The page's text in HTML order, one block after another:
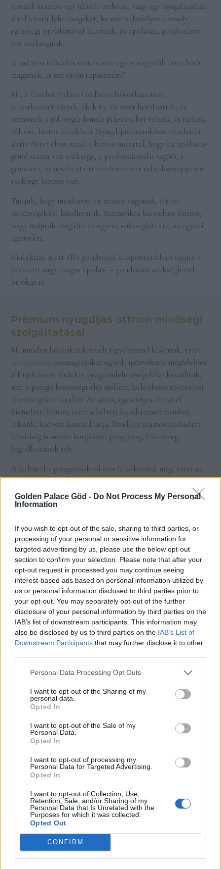
Golden Palace Göd - Do Not Process My Personal
Information
If you wish to opt-out of the sale, sharing to third parties, or
processing of your personal or sensitive information for
targeted advertising by us, please use the below opt-out
section to confirm your selection. Please note that after your
opt-out request is processed you may continue seeing
interest-based ads based on personal information utilized by
us or personal information disclosed to third parties prior to
your opt-out. You may separately opt-out of the further
disclosure of your personal information by third parties on the
IAB’s list of downstream participants. This information may
also be disclosed by us to third parties on the IAB’s List of
Downstream Participants that may further disclose it to other
Personal Data Processing Opt Outs
I want to opt-out of the Sharing of my
personal data.
Opted In
I want to opt-out of the Sale of my
Personal Data.
Opted In
I want to opt-out of processing my
Personal Data for Targeted Advertising.
Opted In
I want to opt-out of Collection, Use,
Retention, Sale, and/or Sharing of my
Personal Data that Is Unrelated with the
Purposes for which it was collected.
Opted Out
CONFIRM
vesszük számba egy idősek otthona, vagy egy nyugdíjasház
által kínált lehetőségeket, ha már valamilyen komoly
egészségi problémával küzdünk, és ápolásra, gondozásra
van szükségünk.
A tudatos idősödés szerencsére egyre nagyobb teret hódít
magának, és ezt öröm tapasztalni!
Mi, a Golden Palace Gödben elsősorban azok
jelentkezését várjuk, akik 65. életévét betöltötték, és
szeretnék a jól megérdemelt pihenésüket velünk, és nálunk
tölteni, biztos kezekben. Nyugdíjasházunkban mindenki
aktív életet élhet azzal a biztos tudattal, hogy ha ápolásra-
gondozásra van szüksége, a professzionális segítő, a
gondozó, az ápoló átvitt értelemben és tulajdonképpen is
csak egy lépésre van.
Tudjuk, hogy mindannyian mások vagyunk, eltérő
nehézségekkel küzdhetünk. Számunkra kiemelten fontos,
hogy tudjunk reagálni az egyéni szükségletekre, az egyedi
igényekre.
Kialakítás alatt álló gondozási központunkban várjuk a
fokozott vagy magas ápolási – gondozási szükséglettel
bírókat is.
Prémium nyugdíjas otthon minőségi
szolgáltatásai
Mi minden lakónkat kiemelt figyelemmel kísérünk, ezért
szolgáltatás csomagjainkat egyedi igényeknek megfelelően
állítjuk össze. Érdekes programlehetőségekkel készülünk,
ami a pezsgő közösségi élet mellett, különböző sportolási
lehetőségeket is takar. Az aktív, egészséges életvitel
kiemelten fontos, ezért a beltéri konditermet minden
lakónk, kedvére használhatja. Emellett számos szabadtéri
lehetőség is adott: horgászat, pingpong, Chi-Kung
foglalkozások stb.
A kulturális programokról sem feledkezünk meg, ezért az
irodalmi körtől kezdve, az énekkaron át, a festő szakkörig
az idegen nyelvklubon át, színes program lehetőségeket
kínálunk helyben, annak érdekében, hogy mindenki jó
megrendezésével is segítjük a jókedv fenntartását.
Egyéb szabadtéri lehetőségekről is gondoskodunk!
Grillezés, kertészkedés, és növénygondozási lehetőséget
kínálunk mindazok számára, akik ebben örömüket lelik,
ezzel is ösztönzve mindenkit a friss levegőn való minél
hosszabb időtöltésre.
Élet a Golden Palace Göd magán
nyugdíjas otthon falai között
A prémium körülmények között töltött mindennapokban
nem csak a szórakozás és az aktív életvitel összes feltétele
adott, de kiemelt figyelmet fordítunk arra is, hogy
mindenki, akinek szükséges van rá, hatékony, szakszerű
elérhető orvosi, szakorvosi járóbeteg ellátás is
megalapozott, hiszen erre a célra négy darab új rendelőt
Az ideköltözőknek nem kell hosszú órákig várniuk a
rendelő szakorvosokhoz előzetes bejelentkezés alapján
rövid határidővel, gond nélkül lehet eljutni.
Személyre szabott szolgáltatási csomagjainkban az összes
speciális kezelést és egyéni igényt figyelembe vesszük és